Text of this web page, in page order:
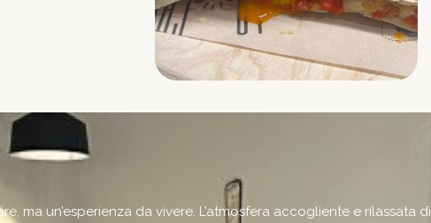
ma un’esperienza da vivere. L’atmosfera accogliente e rilassata di